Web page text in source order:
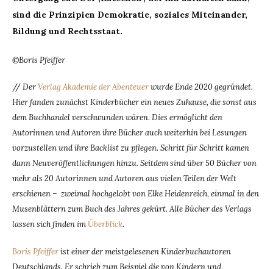
sind die Prinzipien Demokratie, soziales Miteinander,
Bildung und Rechtsstaat.
©Boris Pfeiffer
//DerVerlag Akademie der Abenteuerwurde Ende 2020 gegründet.
Hier fanden zunächst Kinderbücher ein neues Zuhause, die sonst aus
dem Buchhandel verschwunden wären. Dies ermöglicht den
Autorinnen und Autoren ihre Bücher auch weiterhin bei Lesungen
vorzustellen und ihre Backlist zu pflegen. Schritt für Schritt kamen
dann Neuveröffentlichungen hinzu. Seitdem sind über 50 Bücher von
mehr als 20 Autorinnen und Autoren aus vielen Teilen der Welt
erschienen – zweimal hochgelobt von Elke Heidenreich, einmal in den
Musenblättern zum Buch des Jahres gekürt. Alle Bücher des Verlags
lassen sich finden imÜberblick.
Boris Pfeifferist einer der meistgelesenen Kinderbuchautoren
Deutschlands. Er schrieb zum Beispiel die von Kindern und